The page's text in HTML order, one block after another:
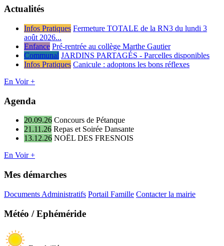
Actualités
Infos Pratiques Fermeture TOTALE de la RN3 du lundi 3
août 2026...
Enfance Pré-rentrée au collège Marthe Gautier
Communal JARDINS PARTAGÉS - Parcelles disponibles
Infos Pratiques Canicule : adoptons les bons réflexes
En Voir +
Agenda
20.09.26 Concours de Pétanque
21.11.26 Repas et Soirée Dansante
13.12.26 NOËL DES FRESNOIS
En Voir +
Mes démarches
Documents Administratifs Portail Famille Contacter la mairie
Météo / Ephéméride